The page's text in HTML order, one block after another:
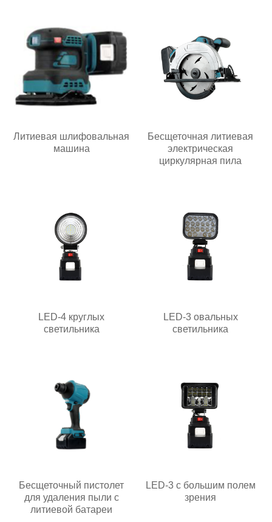
Литиевая шлифовальная
машина
Бесщеточная литиевая
электрическая
циркулярная пила
LED-4 круглых
светильника
LED-3 овальных
светильника
Бесщеточный пистолет
для удаления пыли с
литиевой батареи
LED-3 с большим полем
зрения